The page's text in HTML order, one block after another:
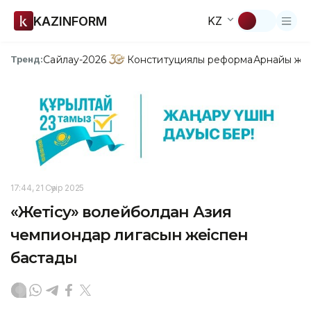
KAZINFORM KZ
Тренд:Сайлау-2026 Конституциялық реформаАрнайы
17:44, 21 Сәуір 2025
«Жетісу» волейболдан Азия
чемпиондар лигасын жеңіспен
бастады